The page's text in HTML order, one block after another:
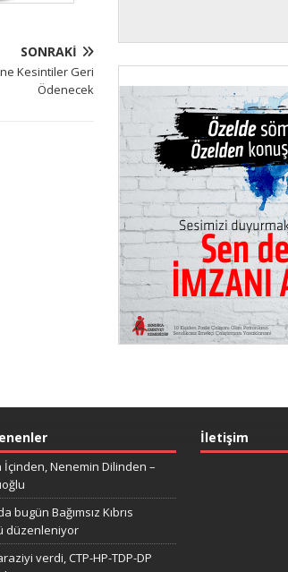
SONRAKI
Kesintiler Geri
Ödenecek
İçinden, Nenemin Dilinden –
bugün Bağımsız Kıbrıs
düzenleniyor
verdi, CTP-HP-TDP-DP
İletişim